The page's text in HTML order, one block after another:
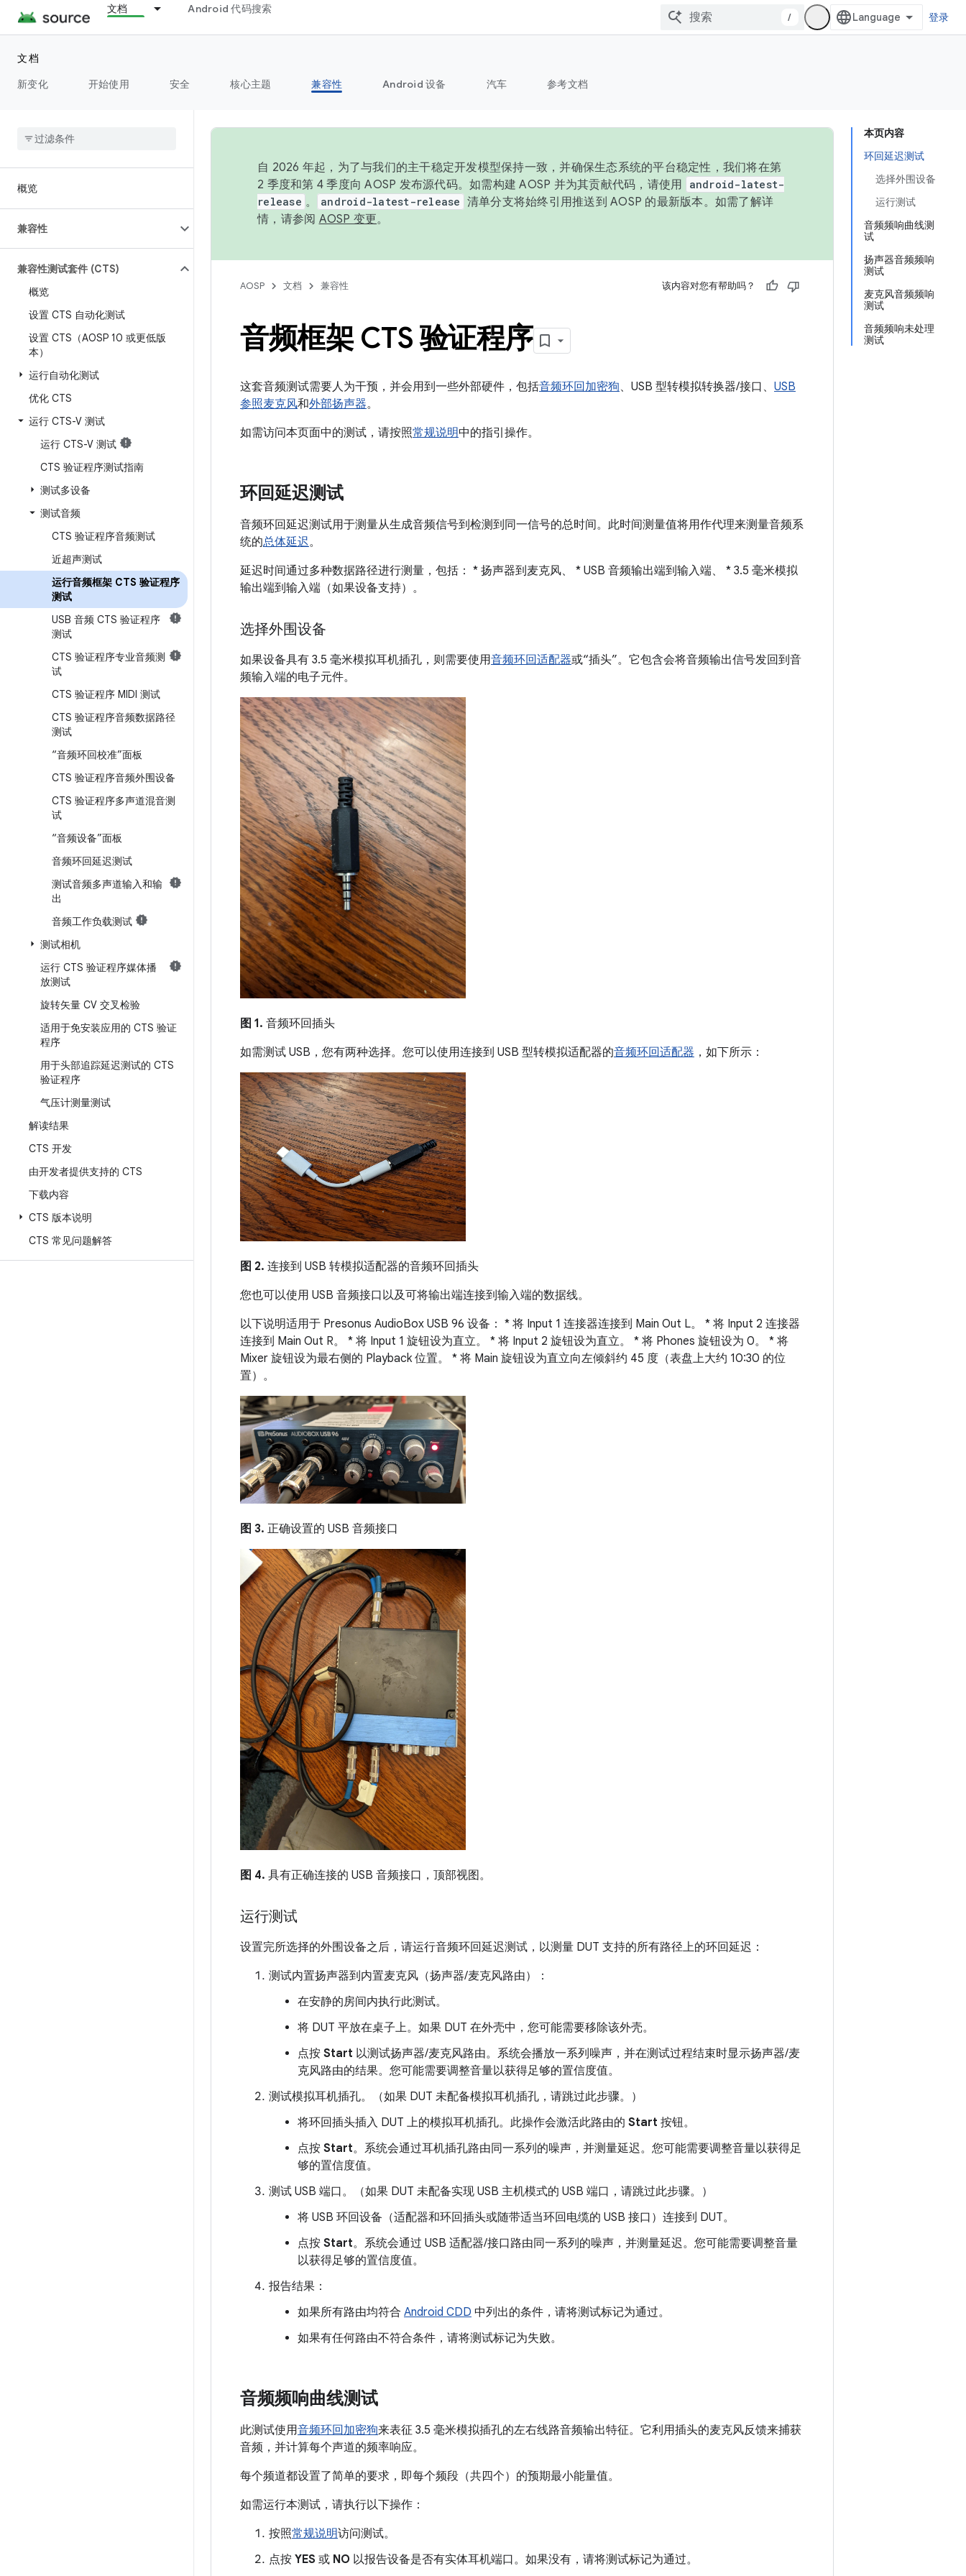
文档 Android 代码搜索
/ 登录
文档
新变化
开始使用 安全 核心主题 兼容性 Android 设备 汽车 参考文档
概览
兼容性
兼容性测试套件 (CTS)
概览
设置 CTS 自动化测试
设置 CTS（AOSP 10 或更低版
本）
运行自动化测试
优化 CTS
运行 CTS-V 测试
运行 CTS-V 测试
CTS 验证程序测试指南
测试多设备
测试音频
CTS 验证程序音频测试
近超声测试
运行音频框架 CTS 验证程序
测试
USB 音频 CTS 验证程序
测试
CTS 验证程序专业音频测
试
CTS 验证程序 MIDI 测试
CTS 验证程序音频数据路径
测试
“音频环回校准”面板
CTS 验证程序音频外围设备
CTS 验证程序多声道混音测
试
“音频设备”面板
音频环回延迟测试
测试音频多声道输入和输
出
音频工作负载测试
测试相机
运行 CTS 验证程序媒体播
放测试
旋转矢量 CV 交叉检验
适用于免安装应用的 CTS 验证
程序
用于头部追踪延迟测试的 CTS
验证程序
气压计测量测试
解读结果
CTS 开发
由开发者提供支持的 CTS
下载内容
CTS 版本说明
CTS 常见问题解答
本页内容
环回延迟测试
选择外围设备
运行测试
音频频响曲线测
试
扬声器音频频响
测试
麦克风音频频响
测试
音频频响未处理
测试
自 2026 年起，为了与我们的主干稳定开发模型保持一致，并确保生态系统的平台稳定性，我们将在第
2 季度和第 4 季度向 AOSP 发布源代码。如需构建 AOSP 并为其贡献代码，请使用
android-latest-
release 。 android-latest-release 清单分支将始终引用推送到 AOSP 的最新版本。如需了解详
情，请参阅 AOSP 变更。
AOSP 文档 兼容性 该内容对您有帮助吗？
音频框架 CTS 验证程序
这套音频测试需要人为干预，并会用到一些外部硬件，包括音频环回加密狗、USB 型转模拟转换器/接口、 USB
参照麦克风和外部扬声器。
如需访问本页面中的测试，请按照常规说明中的指引操作。
环回延迟测试
音频环回延迟测试用于测量从生成音频信号到检测到同一信号的总时间。此时间测量值将用作代理来测量音频系
统的总体延迟。
延迟时间通过多种数据路径进行测量，包括： * 扬声器到麦克风、 * USB 音频输出端到输入端、 * 3.5 毫米模拟
输出端到输入端（如果设备支持）。
选择外围设备
如果设备具有 3.5 毫米模拟耳机插孔，则需要使用音频环回适配器或“插头”。它包含会将音频输出信号发回到音
频输入端的电子元件。
图 1. 音频环回插头
如需测试 USB，您有两种选择。您可以使用连接到 USB 型转模拟适配器的音频环回适配器 ，如下所示：
图 2. 连接到 USB 转模拟适配器的音频环回插头
您也可以使用 USB 音频接口以及可将输出端连接到输入端的数据线。
以下说明适用于 Presonus AudioBox USB 96 设备： * 将 Input 1 连接器连接到 Main Out L。 * 将 Input 2 连接器
连接到 Main Out R。 * 将 Input 1 旋钮设为直立。 * 将 Input 2 旋钮设为直立。 * 将 Phones 旋钮设为 0。 * 将
Mixer 旋钮设为最右侧的 Playback 位置。 * 将 Main 旋钮设为直立向左倾斜约 45 度（表盘上大约 10:30 的位
置）。
图 3. 正确设置的 USB 音频接口
图 4. 具有正确连接的 USB 音频接口，顶部视图。
运行测试
设置完所选择的外围设备之后，请运行音频环回延迟测试，以测量 DUT 支持的所有路径上的环回延迟：
测试内置扬声器到内置麦克风（扬声器/麦克风路由）：
在安静的房间内执行此测试。
将 DUT 平放在桌子上。如果 DUT 在外壳中，您可能需要移除该外壳。
点按 Start 以测试扬声器/麦克风路由。系统会播放一系列噪声，并在测试过程结束时显示扬声器/麦
克风路由的结果。您可能需要调整音量以获得足够的置信度值。
测试模拟耳机插孔。（如果 DUT 未配备模拟耳机插孔，请跳过此步骤。）
将环回插头插入 DUT 上的模拟耳机插孔。此操作会激活此路由的 Start 按钮。
点按 Start。系统会通过耳机插孔路由同一系列的噪声，并测量延迟。您可能需要调整音量以获得足
够的置信度值。
测试 USB 端口。（如果 DUT 未配备实现 USB 主机模式的 USB 端口，请跳过此步骤。）
将 USB 环回设备（适配器和环回插头或随带适当环回电缆的 USB 接口）连接到 DUT。
点按 Start。系统会通过 USB 适配器/接口路由同一系列的噪声，并测量延迟。您可能需要调整音量
以获得足够的置信度值。
报告结果：
如果所有路由均符合 Android CDD 中列出的条件，请将测试标记为通过。
如果有任何路由不符合条件，请将测试标记为失败。
音频频响曲线测试
此测试使用音频环回加密狗来表征 3.5 毫米模拟插孔的左右线路音频输出特征。它利用插头的麦克风反馈来捕获
音频，并计算每个声道的频率响应。
每个频道都设置了简单的要求，即每个频段（共四个）的预期最小能量值。
如需运行本测试，请执行以下操作：
按照常规说明访问测试。
点按 YES 或 NO 以报告设备是否有实体耳机端口。如果没有，请将测试标记为通过。